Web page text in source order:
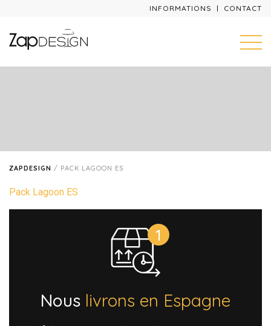
INFORMATIONS CONTACT
ZAPDESIGN / PACK LAGOON ES
Pack Lagoon ES
Nous livrons en Espagne